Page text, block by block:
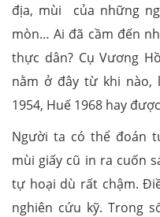
địa, mùi của những
mòn… Ai đã cầm đến
thực dân? Cụ Vương
nằm ở đây từ khi nào,
1954, Huế 1968 hay
Người ta có thể đoán
mùi giấy cũ in ra cuốn
tự hoại dù rất chậm.
nghiên cứu kỹ. Trong